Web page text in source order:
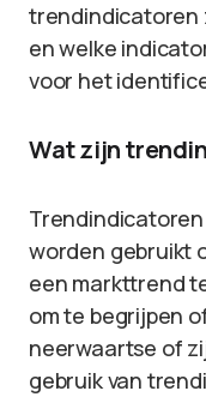
trendindicatoren
en welke
voor het
Wat zijn
worden gebruikt
een markttrend
om te begrijpen
neerwaartse of
gebruik van